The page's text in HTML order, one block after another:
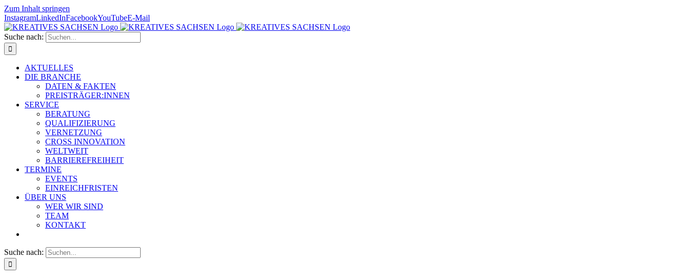
Zum Inhalt springen
InstagramLinkedInFacebookYouTubeE-Mail
Suche nach:
AKTUELLES
DIE BRANCHE
DATEN & FAKTEN
PREISTRÄGER:INNEN
SERVICE
BERATUNG
QUALIFIZIERUNG
VERNETZUNG
CROSS INNOVATION
WELTWEIT
BARRIEREFREIHEIT
TERMINE
EVENTS
EINREICHFRISTEN
ÜBER UNS
WER WIR SIND
TEAM
KONTAKT
Suche nach: